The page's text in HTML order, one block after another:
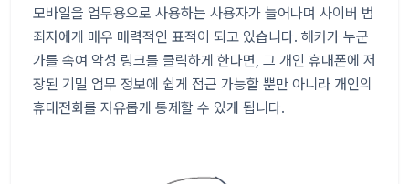
모바일을 업무용으로 사용하는 사용자가 늘어나며 사이버 범
죄자에게 매우 매력적인 표적이 되고 있습니다. 해커가 누군
가를 속여 악성 링크를 클릭하게 한다면, 그 개인 휴대폰에 저
장된 기밀 업무 정보에 쉽게 접근 가능할 뿐만 아니라 개인의
휴대전화를 자유롭게 통제할 수 있게 됩니다.